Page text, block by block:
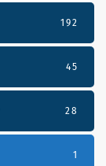
192
45
28
1